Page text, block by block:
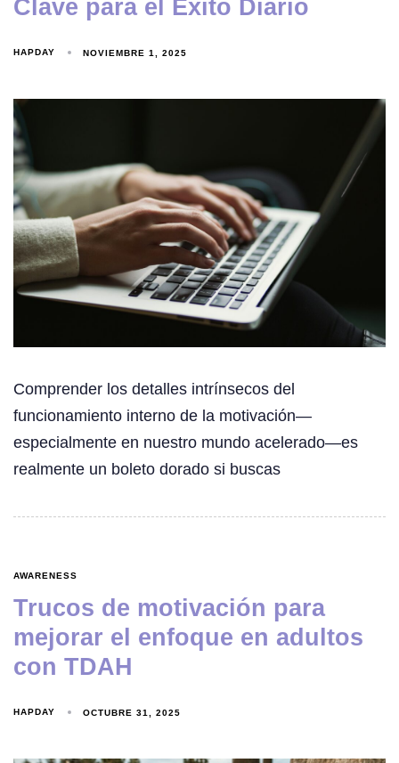
Clave para el Éxito Diario
HAPDAY NOVIEMBRE 1, 2025
Comprender los detalles intrínsecos del
funcionamiento interno de la motivación—
especialmente en nuestro mundo acelerado—es
realmente un boleto dorado si buscas
AWARENESS
Trucos de motivación para
mejorar el enfoque en adultos
con TDAH
HAPDAY OCTUBRE 31, 2025